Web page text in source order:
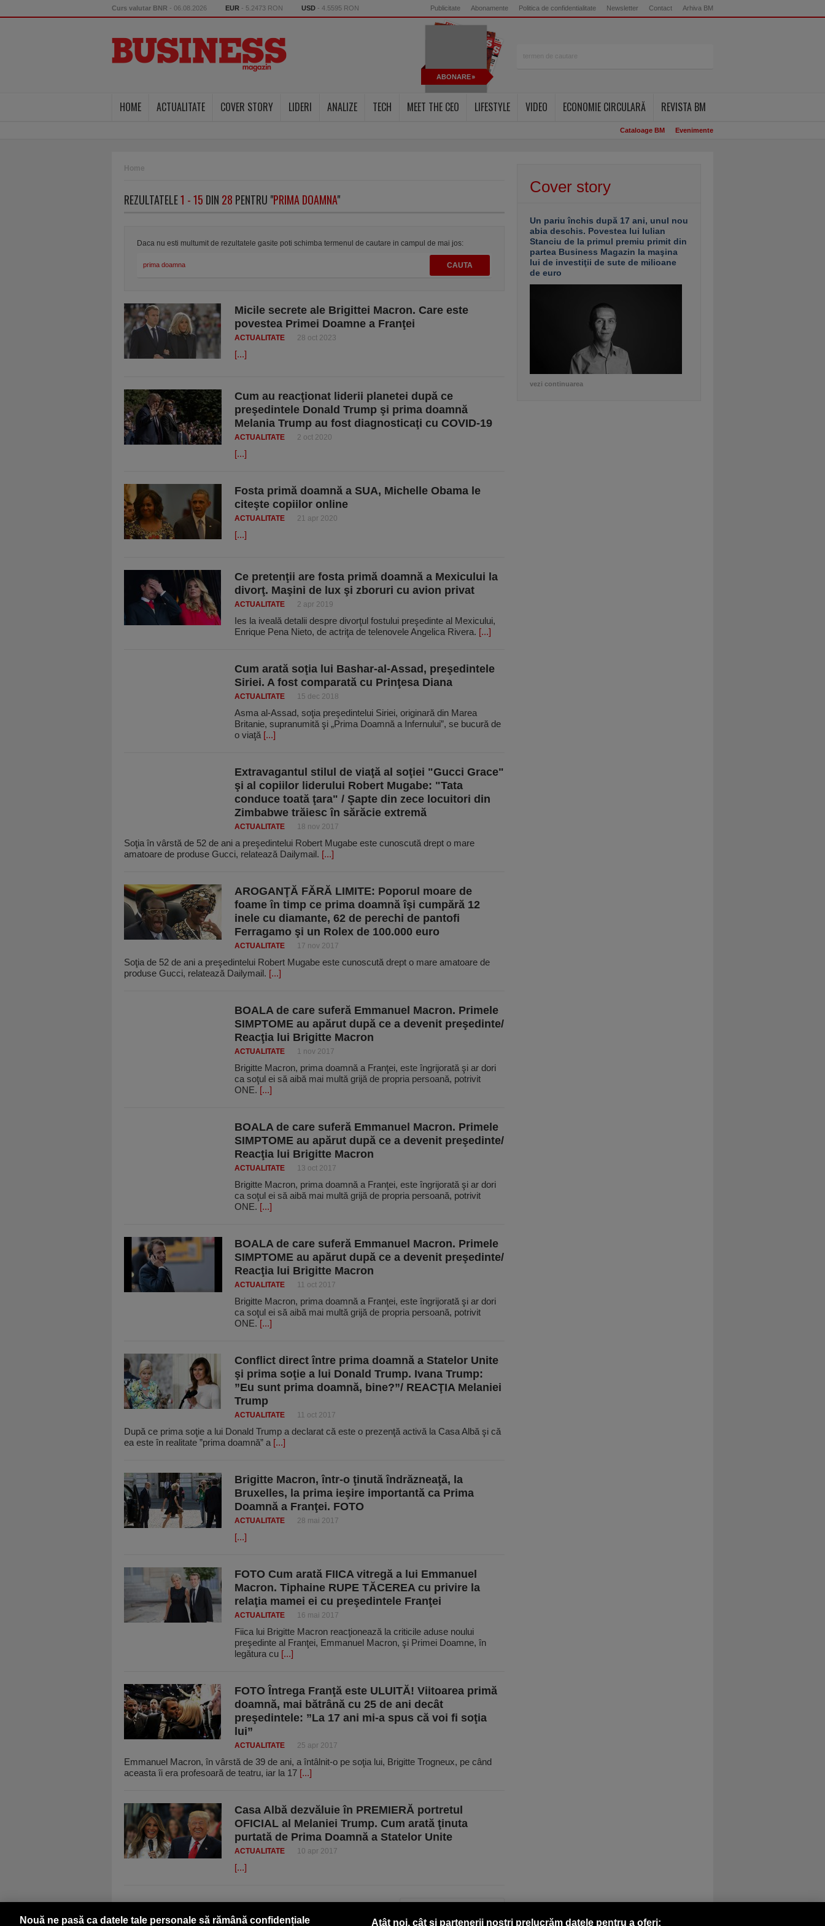
Curs valutar BNR - 06.08.2026 EUR - 5.2473 RON USD - 4.5595 RON Publicitate Abonamente Politica de confidentialitate Newsletter Contact Arhiva BM
ABONARE
HOME ACTUALITATE COVER STORY LIDERI ANALIZE TECH MEET THE CEO LIFESTYLE VIDEO ECONOMIE CIRCULARĂ REVISTA BM
Cataloage BM Evenimente
Home
REZULTATELE1 - 15 DIN 28 PENTRU "PRIMA DOAMNA"
Daca nu esti multumit de rezultatele gasite poti schimba termenul de cautare in campul de mai jos:
Micile secrete ale Brigittei Macron. Care este
povestea Primei Doamne a Franţei
ACTUALITATE 28 oct 2023
[...]
Cum au reacţionat liderii planetei după ce
preşedintele Donald Trump şi prima doamnă
Melania Trump au fost diagnosticaţi cu COVID-19
ACTUALITATE 2 oct 2020
[...]
Fosta primă doamnă a SUA, Michelle Obama le
citeşte copiilor online
ACTUALITATE 21 apr 2020
[...]
Ce pretenţii are fosta primă doamnă a Mexicului la
divorţ. Maşini de lux şi zboruri cu avion privat
ACTUALITATE 2 apr 2019
Ies la iveală detalii despre divorţul fostului preşedinte al Mexicului,
Enrique Pena Nieto, de actriţa de telenovele Angelica Rivera. [...]
Cum arată soţia lui Bashar-al-Assad, preşedintele
Siriei. A fost comparată cu Prinţesa Diana
ACTUALITATE 15 dec 2018
Asma al-Assad, soţia preşedintelui Siriei, originară din Marea
Britanie, supranumită şi „Prima Doamnă a Infernului”, se bucură de
o viaţă [...]
Extravagantul stilul de viaţă al soţiei "Gucci Grace"
şi al copiilor liderului Robert Mugabe: "Tata
conduce toată ţara" / Şapte din zece locuitori din
Zimbabwe trăiesc în sărăcie extremă
ACTUALITATE 18 nov 2017
Soţia în vârstă de 52 de ani a preşedintelui Robert Mugabe este cunoscută drept o mare
amatoare de produse Gucci, relatează Dailymail. [...]
AROGANŢĂ FĂRĂ LIMITE: Poporul moare de
foame în timp ce prima doamnă îşi cumpără 12
inele cu diamante, 62 de perechi de pantofi
Ferragamo şi un Rolex de 100.000 euro
ACTUALITATE 17 nov 2017
Soţia de 52 de ani a preşedintelui Robert Mugabe este cunoscută drept o mare amatoare de
produse Gucci, relatează Dailymail. [...]
BOALA de care suferă Emmanuel Macron. Primele
SIMPTOME au apărut după ce a devenit preşedinte/
Reacţia lui Brigitte Macron
ACTUALITATE 1 nov 2017
Brigitte Macron, prima doamnă a Franţei, este îngrijorată şi ar dori
ca soţul ei să aibă mai multă grijă de propria persoană, potrivit
ONE. [...]
BOALA de care suferă Emmanuel Macron. Primele
SIMPTOME au apărut după ce a devenit preşedinte/
Reacţia lui Brigitte Macron
ACTUALITATE 13 oct 2017
Brigitte Macron, prima doamnă a Franţei, este îngrijorată şi ar dori
ca soţul ei să aibă mai multă grijă de propria persoană, potrivit
ONE. [...]
BOALA de care suferă Emmanuel Macron. Primele
SIMPTOME au apărut după ce a devenit preşedinte/
Reacţia lui Brigitte Macron
ACTUALITATE 11 oct 2017
Brigitte Macron, prima doamnă a Franţei, este îngrijorată şi ar dori
ca soţul ei să aibă mai multă grijă de propria persoană, potrivit
ONE. [...]
Conflict direct între prima doamnă a Statelor Unite
şi prima soţie a lui Donald Trump. Ivana Trump:
”Eu sunt prima doamnă, bine?”/ REACŢIA Melaniei
Trump
ACTUALITATE 11 oct 2017
După ce prima soţie a lui Donald Trump a declarat că este o prezenţă activă la Casa Albă şi că
ea este în realitate ”prima doamnă” a [...]
Brigitte Macron, într-o ţinută îndrăzneaţă, la
Bruxelles, la prima ieşire importantă ca Prima
Doamnă a Franţei. FOTO
ACTUALITATE 28 mai 2017
[...]
FOTO Cum arată FIICA vitregă a lui Emmanuel
Macron. Tiphaine RUPE TĂCEREA cu privire la
relaţia mamei ei cu preşedintele Franţei
ACTUALITATE 16 mai 2017
Fiica lui Brigitte Macron reacţionează la criticile aduse noului
preşedinte al Franţei, Emmanuel Macron, şi Primei Doamne, în
legătura cu [...]
FOTO Întrega Franţă este ULUITĂ! Viitoarea primă
doamnă, mai bătrână cu 25 de ani decât
preşedintele: ”La 17 ani mi-a spus că voi fi soţia
lui”
ACTUALITATE 25 apr 2017
Emmanuel Macron, în vârstă de 39 de ani, a întâlnit-o pe soţia lui, Brigitte Trogneux, pe când
aceasta îi era profesoară de teatru, iar la 17 [...]
Casa Albă dezvăluie în PREMIERĂ portretul
OFICIAL al Melaniei Trump. Cum arată ţinuta
purtată de Prima Doamnă a Statelor Unite
ACTUALITATE 10 apr 2017
[...]
Cover story
Un pariu închis după 17 ani, unul nou
abia deschis. Povestea lui Iulian
Stanciu de la primul premiu primit din
partea Business Magazin la maşina
lui de investiţii de sute de milioane
de euro
vezi continuarea
Nouă ne pasă ca datele tale personale să rămână confidențiale Atât noi, cât și partenerii noștri prelucrăm datele pentru a oferi: